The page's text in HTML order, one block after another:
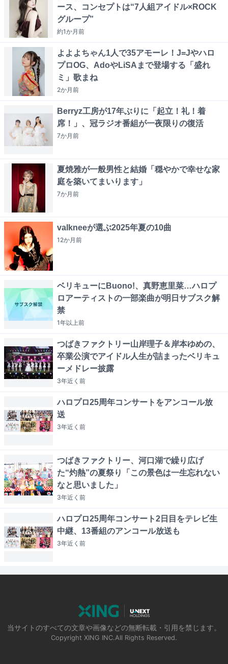
ース、コンセプトは“7人組アイドル×ROCK
グループ”
約1か月前
よよよちゃん1人で35アモーレ！J=Jやハロ
プロOG、AdoやLiSAまで登場する「盛れ
ミ」歌まね
2か月前
Berryz工房が17年ぶりに「起立！礼！着
席！」、冠ラジオ番組が一夜限りの復活
7か月前
夏焼雅が一般男性と結婚「穏やかで幸せな家
庭を築いてまいります」
7か月前
valkneeが選ぶ2025年夏の10曲
12か月前
ベリキューにBuono!、真野恵里菜…ハロプ
ロアーティストの一部楽曲が明日サブスク解
禁
1年以上前
つばきファクトリー山岸理子＆岸本ゆめの、
卒業公演でアイドル人生が詰まったベリキュ
ーメドレー披露
3年近く 前
ハロプロ25周年コンサートをアンコール放
送
3年近く 前
つばきファクトリー、河口湖で繰り広げ
た“灼熱”の夏祭り「この景色は一生忘れない
なと思いました」
3年近く 前
ハロプロ25周年コンサート2日目をテレビ生
中継、13番組のアンコール放送も
3年近く 前
当サイトのすべての文章や画像などの無断転載・引用を禁じます。
Copyright XING INC.All Rights Reserved.